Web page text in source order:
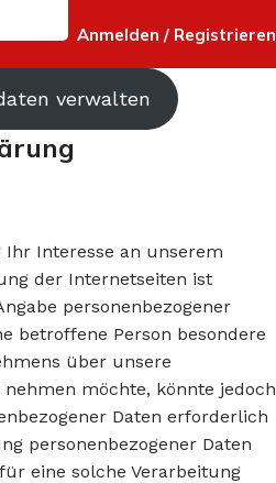
Anmelden / Registrieren
verwalten
Interesse an unserem
der Internetseiten ist
personenbezogener
betroffene Person besondere
über unsere
möchte, könnte jedoch
Daten erforderlich
personenbezogener Daten
eine solche Verarbeitung